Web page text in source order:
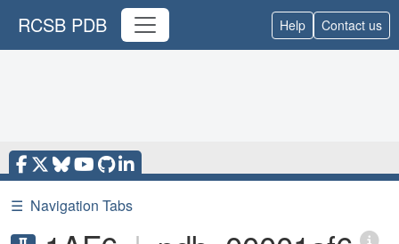
RCSB PDB Help Contact us
☰ Navigation Tabs